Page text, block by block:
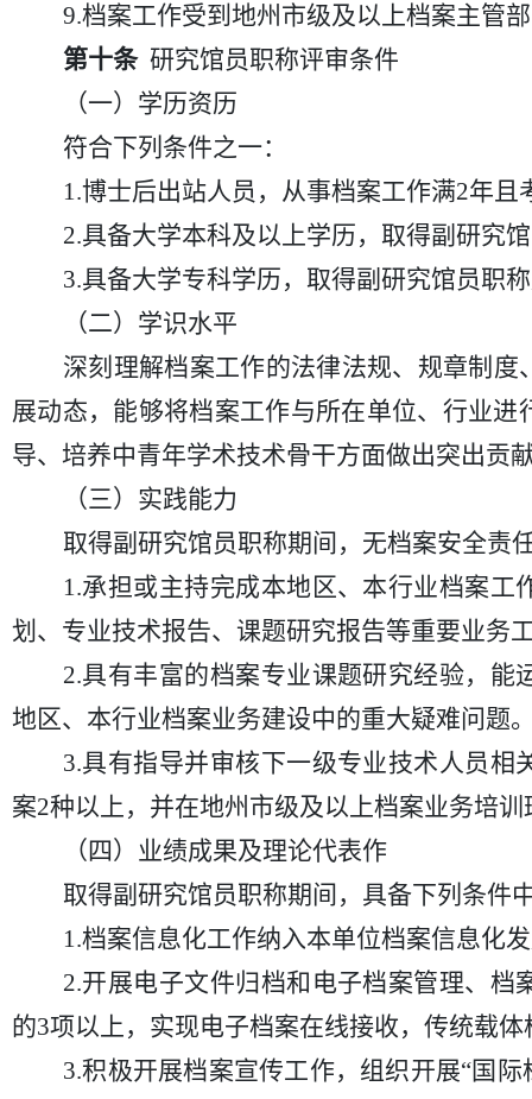
9.档案工作受到地州市级及以上档案主管
第十条研究馆员职称评审条件
（一）学历资历
符合下列条件之一：
1.博士后出站人员，从事档案工作满2年且
2.具备大学本科及以上学历，取得副研究
3.具备大学专科学历，取得副研究馆员职
（二）学识水平
深刻理解档案工作的法律法规、规章制
展动态，能够将档案工作与所在单位、行业
导、培养中青年学术技术骨干方面做出突出贡
（三）实践能力
取得副研究馆员职称期间，无档案安全责
1.承担或主持完成本地区、本行业档案
划、专业技术报告、课题研究报告等重要业务
2.具有丰富的档案专业课题研究经验，
地区、本行业档案业务建设中的重大疑难问题
3.具有指导并审核下一级专业技术人员
案2种以上，并在地州市级及以上档案业务培
（四）业绩成果及理论代表作
取得副研究馆员职称期间，具备下列条件
1.档案信息化工作纳入本单位档案信息化
2.开展电子文件归档和电子档案管理、
的3项以上，实现电子档案在线接收，传统载
3.积极开展档案宣传工作，组织开展“国